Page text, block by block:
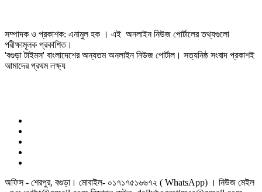
সম্পাদক ও প্রকাশক: এনামুল হক । এই অনলাইন নিউজ পোর্টালের তথ্যগুলো
পরীক্ষামূলক প্রকাশিত।
'বগুড়া টাইমস' বাংলাদেশের অন্যতম অনলাইন নিউজ পোর্টাল। সত্যনিষ্ঠ সংবাদ প্রকাশই
আমাদের প্রথম লক্ষ্য
অফিস - শেরপুর, বগুড়া। মোবাইল- ০১৭১৭৫১৬৬৭২ ( WhatsApp) । নিউজ মেইল